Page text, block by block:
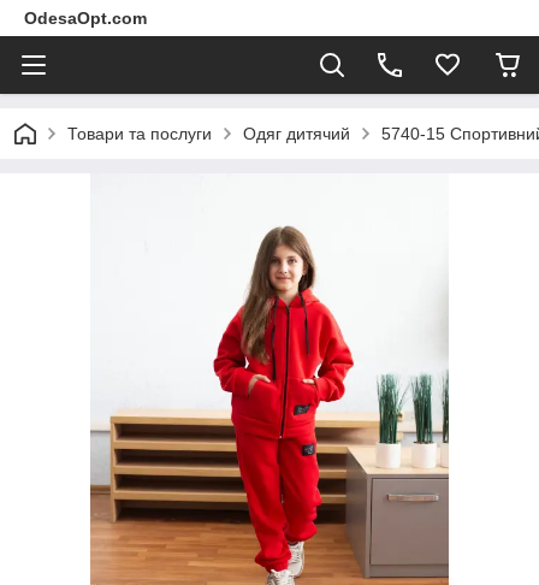
OdesaOpt.com
Товари та послуги Одяг дитячий 5740-15